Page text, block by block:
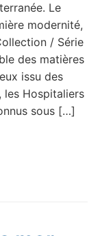
Le
modernité,
/ Série
des matières
issu des
les Hospitaliers
sous […]